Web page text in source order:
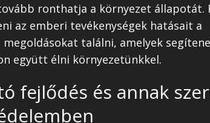
ronthatja a környezet állapotát.
az emberi tevékenységek hatásait a
találni, amelyek
együtt élni környezetünkkel.
fejlődés és annak